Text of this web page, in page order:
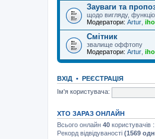
Зауваги та
щодо вигляду,
Модератори: Artur
Смітник
звалище оффтопу
Модератори: Artur
ВХІД • РЕЄСТРАЦІЯ
Ім'я користувача:
ХТО ЗАРАЗ ОНЛАЙН
Всього онлайн 40 користувачів
Рекорд відвідуваності (1569